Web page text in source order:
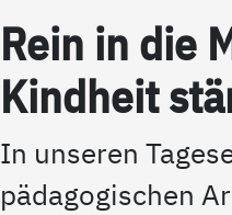
Rein in die
Kind­heit
In unseren
pädagogischen